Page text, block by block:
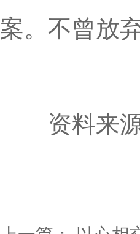
案。不曾放
资料来源